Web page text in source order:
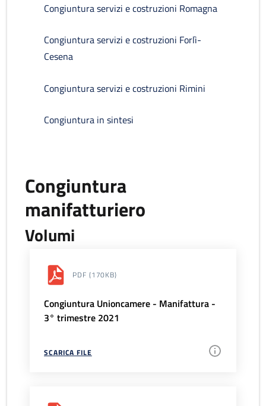
Congiuntura servizi e costruzioni Romagna
Congiuntura servizi e costruzioni Forlì-
Cesena
Congiuntura servizi e costruzioni Rimini
Congiuntura in sintesi
Congiuntura
manifatturiero
Volumi
PDF (170KB)
Congiuntura Unioncamere - Manifattura -
3° trimestre 2021
SCARICA FILE